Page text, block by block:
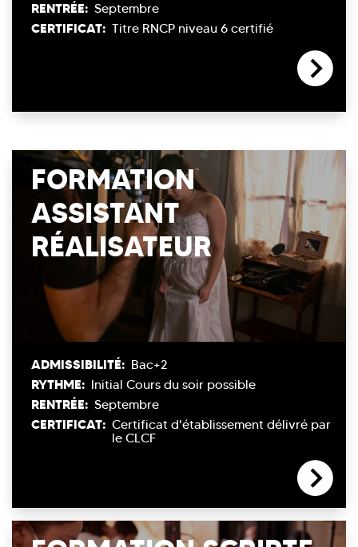
RENTRÉE: Septembre
CERTIFICAT: Titre RNCP niveau 6 certifié
FORMATION
ASSISTANT
RÉALISATEUR
ADMISSIBILITÉ: Bac+2
RYTHME: Initial Cours du soir possible
RENTRÉE: Septembre
CERTIFICAT: Certificat d'établissement délivré par
le CLCF